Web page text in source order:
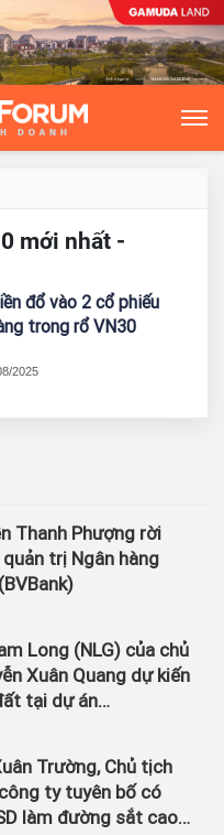
mới nhất -
đổ vào 2 cổ phiếu
trong rổ VN30
2025
Thanh Phượng rời
trị Ngân hàng
Long (NLG) của chủ
Xuân Quang dự kiến
tại dự án
Trường, Chủ tịch
ty tuyên bố có
làm đường sắt cao